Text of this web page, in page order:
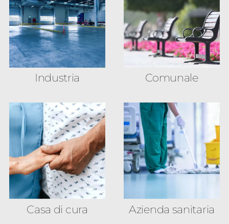
Industria Comunale
Casa di cura Azienda sanitaria